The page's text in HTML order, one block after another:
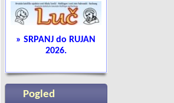
» SRPANJ do RUJAN
2026.
Pogled